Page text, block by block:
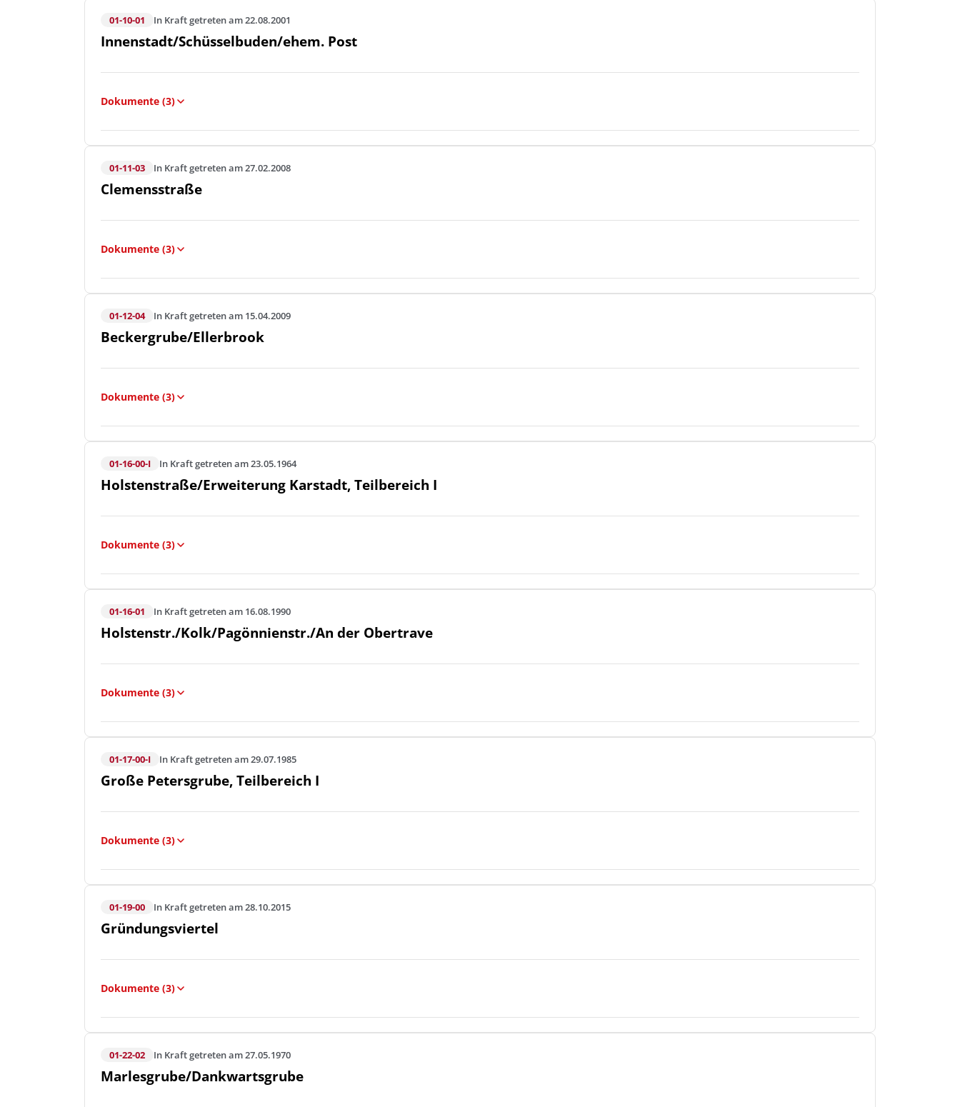
01-10-01 In Kraft getreten am 22.08.2001
Innenstadt/Schüsselbuden/ehem. Post
Dokumente (3)
01-11-03 In Kraft getreten am 27.02.2008
Clemensstraße
Dokumente (3)
01-12-04 In Kraft getreten am 15.04.2009
Beckergrube/Ellerbrook
Dokumente (3)
01-16-00-I In Kraft getreten am 23.05.1964
Holstenstraße/Erweiterung Karstadt, Teilbereich I
Dokumente (3)
01-16-01 In Kraft getreten am 16.08.1990
Holstenstr./Kolk/Pagönnienstr./An der Obertrave
Dokumente (3)
01-17-00-I In Kraft getreten am 29.07.1985
Große Petersgrube, Teilbereich I
Dokumente (3)
01-19-00 In Kraft getreten am 28.10.2015
Gründungsviertel
Dokumente (3)
01-22-02 In Kraft getreten am 27.05.1970
Marlesgrube/Dankwartsgrube